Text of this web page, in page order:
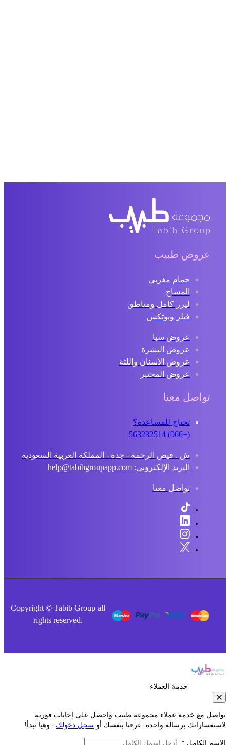
عروض طبيب
حمام مغربي
المساج
ليزر كامل ومناطق
فيلر وبوتكس
عروض سبا
عروض البشرة
عروض الأسنان واللثة
عروض المختبر
تواصل معنا
تحتاج للمساعدة؟
ش . فيض الرحمة - جدة - المملكة العربية السعودية
البريد الإلكتروني: help@tabibgroupapp.com
تواصل معنا
Copyright © Tabib Group all
rights reserved.
خدمة العملاء
مع خدمة عملاء مجموعة طبيب واحصل على إجابات فورية
برسالة واحدة. عرفنا بنفسك أوسجل دخولك.. وهيا نبدأ!
الكامل *